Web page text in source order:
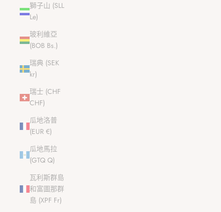
獅子山 (SLL
Le)
玻利維亞
(BOB Bs.)
瑞典 (SEK
kr)
瑞士 (CHF
CHF)
瓜地洛普
(EUR €)
瓜地馬拉
(GTQ Q)
瓦利斯群島
和富圖那群
島 (XPF Fr)